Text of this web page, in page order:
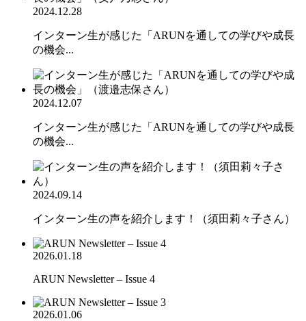
2024.12.28
インターン生が感じた「ARUNを通しての学びや成長
の機会...
2024.12.07
インターン生が感じた「ARUNを通しての学びや成長
の機会...
2024.09.14
インターン生の声を紹介します！（須田莉々子さん）
2026.01.18
ARUN Newsletter – Issue 4
2026.01.06